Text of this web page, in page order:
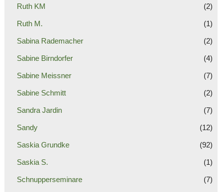
Ruth KM (2)
Ruth M. (1)
Sabina Rademacher (2)
Sabine Birndorfer (4)
Sabine Meissner (7)
Sabine Schmitt (2)
Sandra Jardin (7)
Sandy (12)
Saskia Grundke (92)
Saskia S. (1)
Schnupperseminare (7)